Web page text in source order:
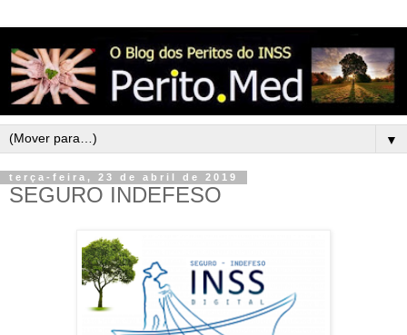
▼
terça-feira, 23 de abril de 2019
SEGURO INDEFESO